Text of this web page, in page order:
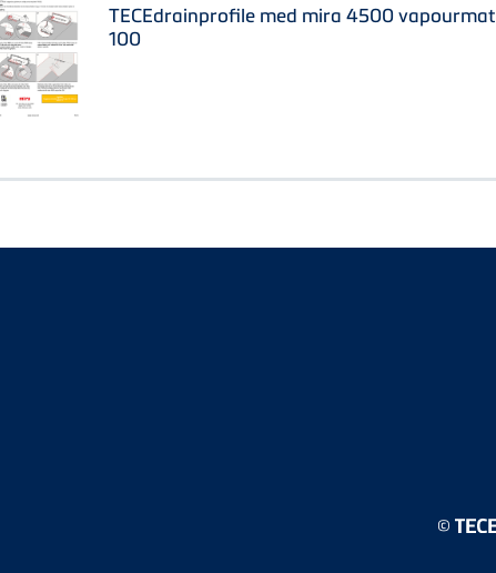
TECEdrainprofile med mira 4500 vapourmat
100
©